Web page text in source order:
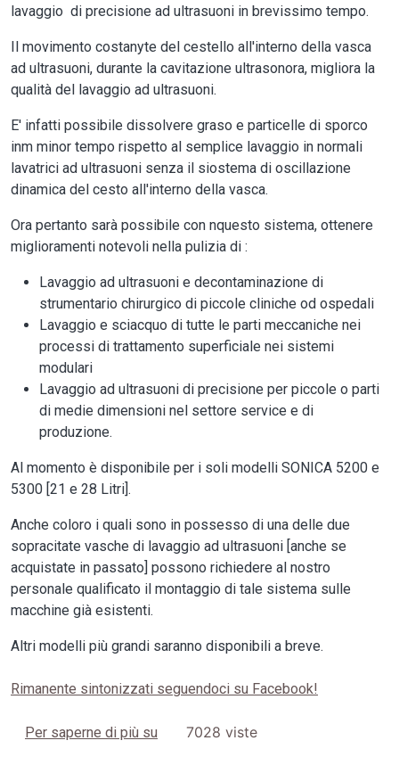
lavaggio di precisione ad ultrasuoni in brevissimo tempo.
Il movimento costanyte del cestello all'interno della vasca
ad ultrasuoni, durante la cavitazione ultrasonora, migliora la
qualità del lavaggio ad ultrasuoni.
E' infatti possibile dissolvere graso e particelle di sporco
inm minor tempo rispetto al semplice lavaggio in normali
lavatrici ad ultrasuoni senza il siostema di oscillazione
dinamica del cesto all'interno della vasca.
Ora pertanto sarà possibile con nquesto sistema, ottenere
miglioramenti notevoli nella pulizia di :
Lavaggio ad ultrasuoni e decontaminazione di
strumentario chirurgico di piccole cliniche od ospedali
Lavaggio e sciacquo di tutte le parti meccaniche nei
processi di trattamento superficiale nei sistemi
modulari
Lavaggio ad ultrasuoni di precisione per piccole o parti
di medie dimensioni nel settore service e di
produzione.
Al momento è disponibile per i soli modelli SONICA 5200 e
5300 [21 e 28 Litri].
Anche coloro i quali sono in possesso di una delle due
sopracitate vasche di lavaggio ad ultrasuoni [anche se
acquistate in passato] possono richiedere al nostro
personale qualificato il montaggio di tale sistema sulle
macchine già esistenti.
Altri modelli più grandi saranno disponibili a breve.
Rimanente sintonizzati seguendoci su Facebook!
Per saperne di più su Novità! Sistema compatto per
7028 viste